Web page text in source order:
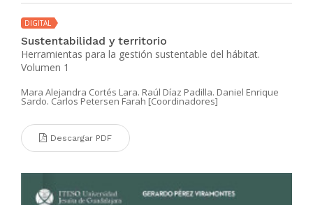
DIGITAL
Sustentabilidad y territorio
Herramientas para la gestión sustentable del hábitat.
Volumen 1
Mara Alejandra Cortés Lara. Raúl Díaz Padilla. Daniel Enrique
Sardo. Carlos Petersen Farah [Coordinadores]
Descargar PDF